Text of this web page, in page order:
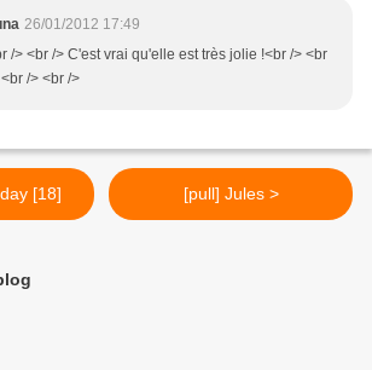
26/01/2012 17:49
/> <br /> C'est vrai qu'elle est très jolie !<br /> <br
/> <br />
[18] [pull] Jules >